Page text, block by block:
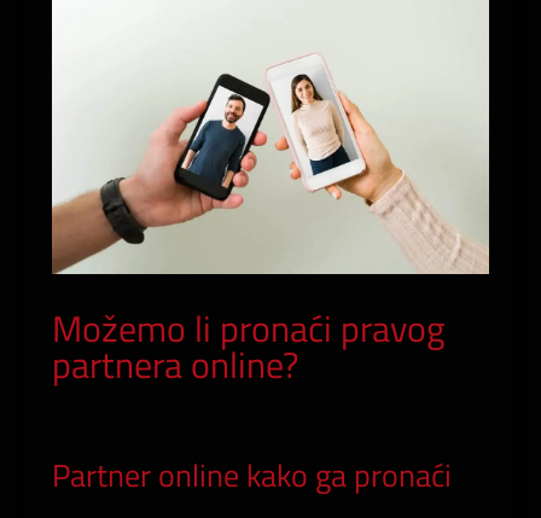
Možemo li pronaći pravog
partnera online?
Partner online kako ga pronaći